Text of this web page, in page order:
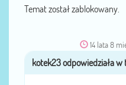
Temat został zablokowany.
14 lata 8
przez